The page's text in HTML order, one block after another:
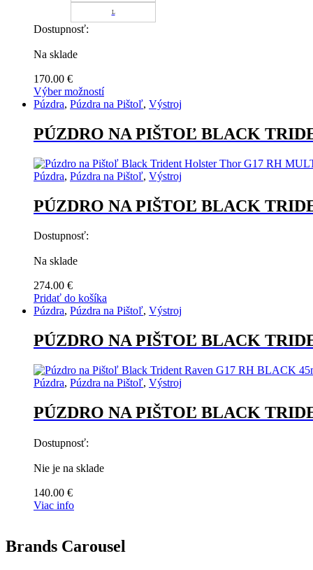
L
Dostupnosť:
Na sklade
170.00 €
Výber možností
Tento
má
viacero
Možnosti
si
vybrať
na
stránke
produktu.
Púzdra, Púzdra na Pištoľ, Výstroj
PÚZDRO NA PIŠTOĽ BLACK
Púzdra, Púzdra na Pištoľ, Výstroj
PÚZDRO NA PIŠTOĽ BLACK
Dostupnosť:
Na sklade
274.00 €
Pridať do košíka
Púzdra, Púzdra na Pištoľ, Výstroj
PÚZDRO NA PIŠTOĽ BLACK
Púzdra, Púzdra na Pištoľ, Výstroj
PÚZDRO NA PIŠTOĽ BLACK
Dostupnosť:
Nie je na sklade
140.00 €
Viac info
Brands Carousel